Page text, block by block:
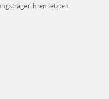
ihren letzten